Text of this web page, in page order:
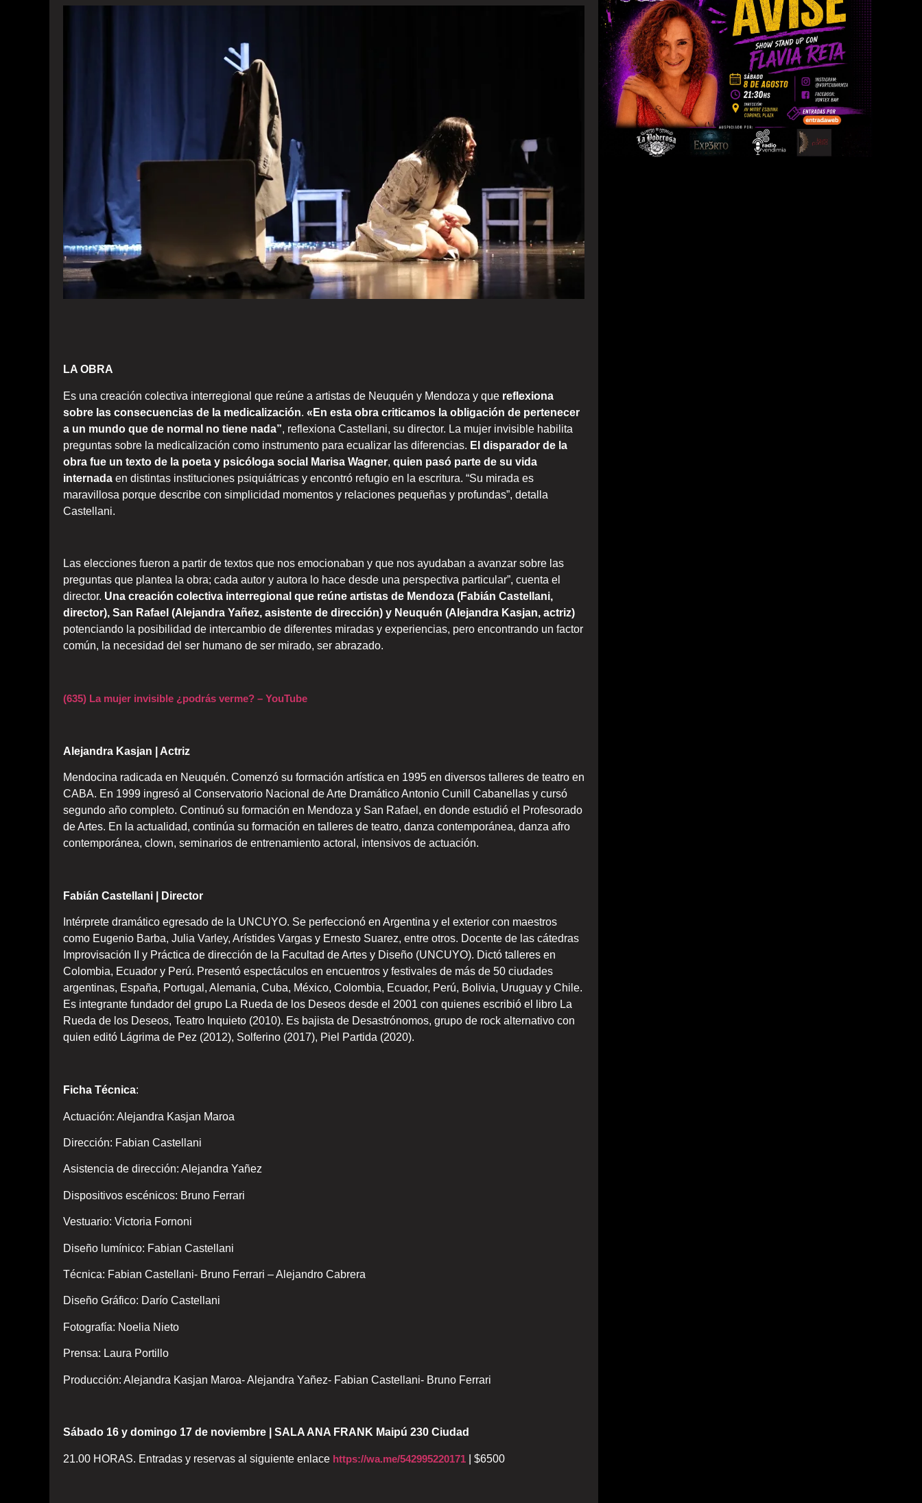
LA OBRA
Es una creación colectiva interregional que reúne a artistas de Neuquén y Mendoza y que reflexiona
sobre las consecuencias de la medicalización. «En esta obra criticamos la obligación de pertenecer
a un mundo que de normal no tiene nada”, reflexiona Castellani, su director. La mujer invisible habilita
preguntas sobre la medicalización como instrumento para ecualizar las diferencias. El disparador de la
obra fue un texto de la poeta y psicóloga social Marisa Wagner, quien pasó parte de su vida
internada en distintas instituciones psiquiátricas y encontró refugio en la escritura. “Su mirada es
maravillosa porque describe con simplicidad momentos y relaciones pequeñas y profundas”, detalla
Castellani.
Las elecciones fueron a partir de textos que nos emocionaban y que nos ayudaban a avanzar sobre las
preguntas que plantea la obra; cada autor y autora lo hace desde una perspectiva particular”, cuenta el
director. Una creación colectiva interregional que reúne artistas de Mendoza (Fabián Castellani,
director), San Rafael (Alejandra Yañez, asistente de dirección) y Neuquén (Alejandra Kasjan, actriz)
potenciando la posibilidad de intercambio de diferentes miradas y experiencias, pero encontrando un factor
común, la necesidad del ser humano de ser mirado, ser abrazado.
(635) La mujer invisible ¿podrás verme? – YouTube
Alejandra Kasjan | Actriz
Mendocina radicada en Neuquén. Comenzó su formación artística en 1995 en diversos talleres de teatro en
CABA. En 1999 ingresó al Conservatorio Nacional de Arte Dramático Antonio Cunill Cabanellas y cursó
segundo año completo. Continuó su formación en Mendoza y San Rafael, en donde estudió el Profesorado
de Artes. En la actualidad, continúa su formación en talleres de teatro, danza contemporánea, danza afro
contemporánea, clown, seminarios de entrenamiento actoral, intensivos de actuación.
Fabián Castellani | Director
Intérprete dramático egresado de la UNCUYO. Se perfeccionó en Argentina y el exterior con maestros
como Eugenio Barba, Julia Varley, Arístides Vargas y Ernesto Suarez, entre otros. Docente de las cátedras
Improvisación II y Práctica de dirección de la Facultad de Artes y Diseño (UNCUYO). Dictó talleres en
Colombia, Ecuador y Perú. Presentó espectáculos en encuentros y festivales de más de 50 ciudades
argentinas, España, Portugal, Alemania, Cuba, México, Colombia, Ecuador, Perú, Bolivia, Uruguay y Chile.
Es integrante fundador del grupo La Rueda de los Deseos desde el 2001 con quienes escribió el libro La
Rueda de los Deseos, Teatro Inquieto (2010). Es bajista de Desastrónomos, grupo de rock alternativo con
quien editó Lágrima de Pez (2012), Solferino (2017), Piel Partida (2020).
Ficha Técnica:
Actuación: Alejandra Kasjan Maroa
Dirección: Fabian Castellani
Asistencia de dirección: Alejandra Yañez
Dispositivos escénicos: Bruno Ferrari
Vestuario: Victoria Fornoni
Diseño lumínico: Fabian Castellani
Técnica: Fabian Castellani- Bruno Ferrari – Alejandro Cabrera
Diseño Gráfico: Darío Castellani
Fotografía: Noelia Nieto
Prensa: Laura Portillo
Producción: Alejandra Kasjan Maroa- Alejandra Yañez- Fabian Castellani- Bruno Ferrari
Sábado 16 y domingo 17 de noviembre | SALA ANA FRANK Maipú 230 Ciudad
21.00 HORAS. Entradas y reservas al siguiente enlace https://wa.me/542995220171 | $6500